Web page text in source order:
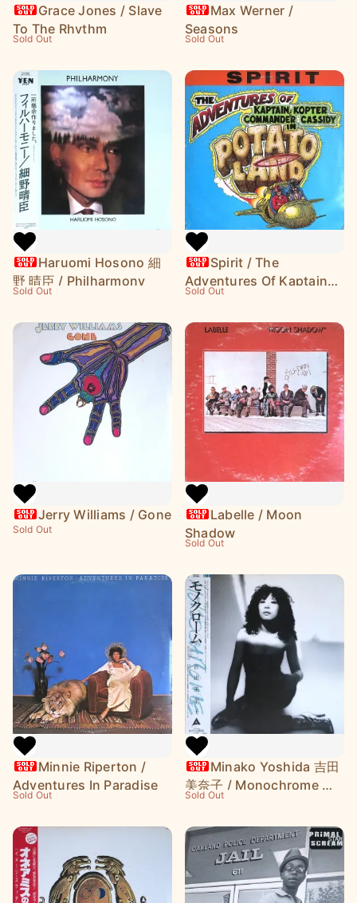
Grace Jones / Slave
To The Rhythm
Sold Out
Max Werner /
Seasons
Sold Out
Haruomi Hosono 細
野 晴臣 / Philharmony
Sold Out
Spirit / The
Adventures Of Kaptain
Kopter & Commander
Land
Sold Out
Jerry Williams / Gone
Sold Out
Labelle / Moon
Shadow
Sold Out
Minnie Riperton /
Adventures In Paradise
Sold Out
Minako Yoshida 吉田
美奈子 / Monochrome モ
ノクローム
Sold Out